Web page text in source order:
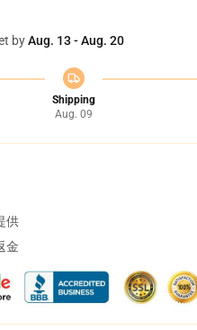
byAug. 13 - Aug. 20
Shipping
Aug. 09
供
金